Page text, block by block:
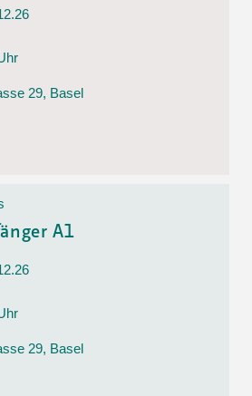
29, Basel
A1
29, Basel